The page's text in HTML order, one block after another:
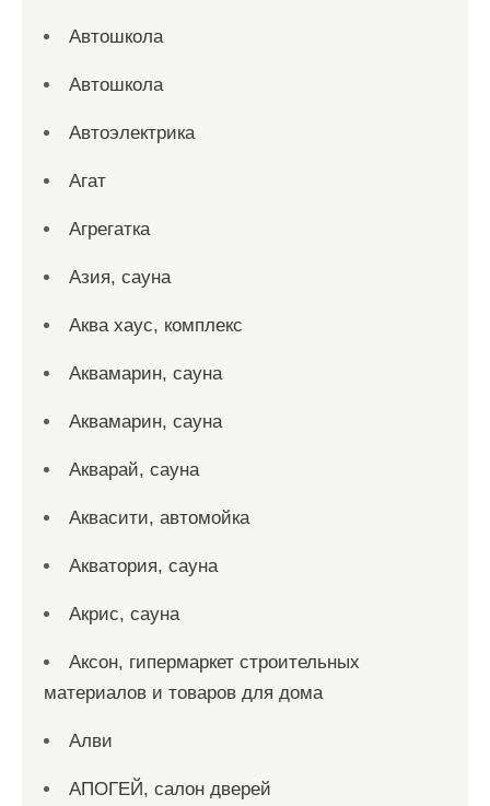
Автошкола
Автошкола
Автоэлектрика
Агат
Агрегатка
Азия, сауна
Аква хаус, комплекс
Аквамарин, сауна
Аквамарин, сауна
Акварай, сауна
Аквасити, автомойка
Акватория, сауна
Акрис, сауна
Аксон, гипермаркет строительных
материалов и товаров для дома
Алви
АПОГЕЙ, салон дверей